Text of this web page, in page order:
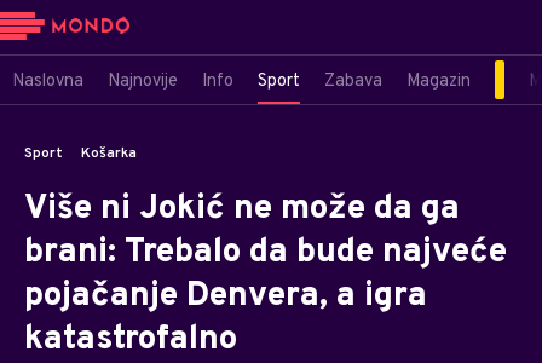
Naslovna Najnovije Info Sport Zabava Magazin
Sport Košarka
Više ni Jokić ne može da ga
brani: Trebalo da bude najveće
pojačanje Denvera, a igra
katastrofalno